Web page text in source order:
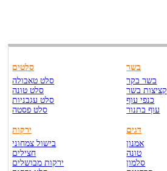
סלטים
סלט טאבולה
סלט טונה
סלט עגבניות
סלט פסטה
ירקות
בישול צמחוני
חצילים
ירקות מבושלים
בשר
בשר בקר
קציצות בשר
כנפי עוף
עוף בתנור
דגים
אמנון
טונה
סלמון